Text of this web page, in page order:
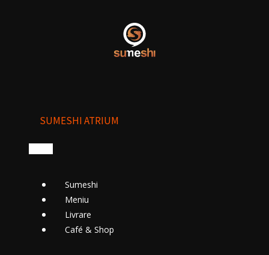
SUMESHI ATRIUM
Sumeshi
Meniu
Livrare
Cafе́ & Shop